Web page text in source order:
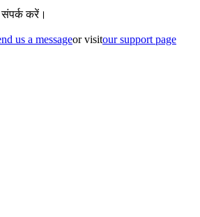
करें।
us a messageor visitour support page